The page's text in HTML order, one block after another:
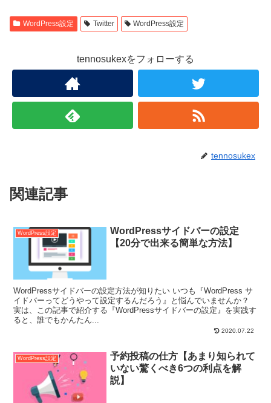
tt
er
m
bl
c
e
o
o
k
WordPress設定 Twitter WordPress設定
tennosukexをフォローする
tennosukex
関連記事
WordPress設定
WordPressサイドバーの設定
【20分で出来る簡単な方法】
WordPressサイドバーの設定方法が知りたい いつも『WordPress サ
イドバーってどうやって設定するんだろう』と悩んでいませんか？
実は、この記事で紹介する『WordPressサイドバーの設定』を実践す
ると、誰でもかんたん...
2020.07.22
WordPress設定
予約投稿の仕方【あまり知られて
いない驚くべき6つの利点を解
説】